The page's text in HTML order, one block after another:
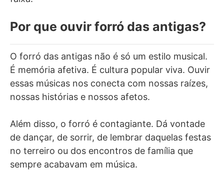
Por que ouvir forró das antigas?
O forró das antigas não é só um estilo musical.
É memória afetiva. É cultura popular viva. Ouvir
essas músicas nos conecta com nossas raízes,
nossas histórias e nossos afetos.
Além disso, o forró é contagiante. Dá vontade
de dançar, de sorrir, de lembrar daquelas festas
no terreiro ou dos encontros de família que
sempre acabavam em música.